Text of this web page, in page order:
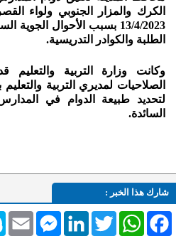
الكرك والمزار الجنوبي ولواء
13/4/2023 بسبب الأحوال
الطلبة والكوادر التدريسية.
وكانت وزارة التربية
الصلاحيات لمديري التربية
لتحديد طبيعة الدوام في
السائدة.
شارك هذا الخبر :
Email
MessengerLinkedInTwitterWhatsAppFacebook